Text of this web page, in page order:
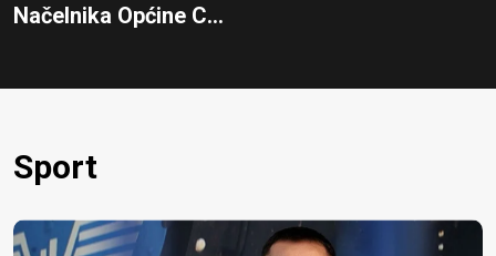
Načelnika Općine C...
Sport